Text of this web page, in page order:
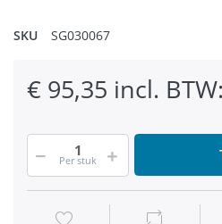
SKU SG030067
€ 95,35 incl. BTW:
Per stuk